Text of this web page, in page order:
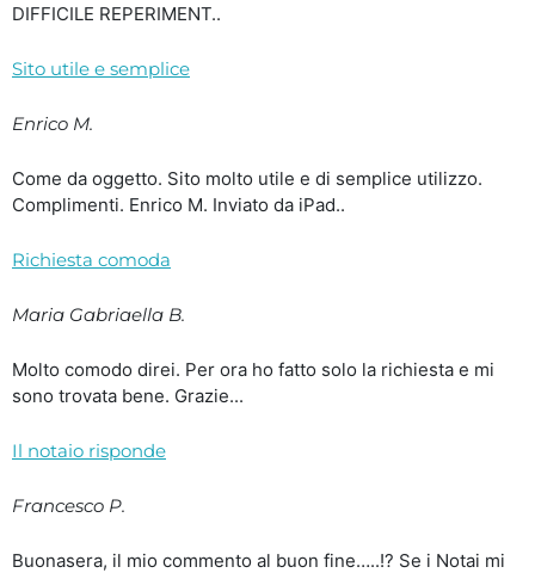
DIFFICILE REPERIMENT..
Sito utile e semplice
Enrico M.
Come da oggetto. Sito molto utile e di semplice utilizzo.
Complimenti. Enrico M. Inviato da iPad..
Richiesta comoda
Maria Gabriaella B.
Molto comodo direi. Per ora ho fatto solo la richiesta e mi
sono trovata bene. Grazie...
Il notaio risponde
Francesco P.
Buonasera, il mio commento al buon fine…..!? Se i Notai mi